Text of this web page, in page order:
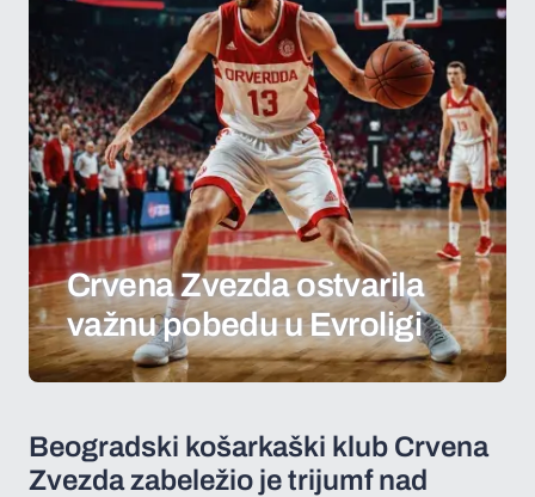
Crvena Zvezda ostvarila
važnu pobedu u Evroligi
Beogradski košarkaški klub Crvena
Zvezda zabeležio je trijumf nad